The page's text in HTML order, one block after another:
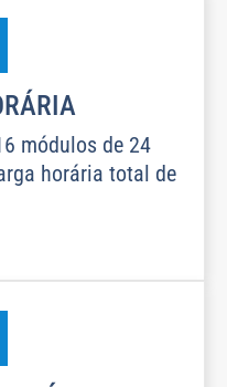
módulos de 24
horária total de